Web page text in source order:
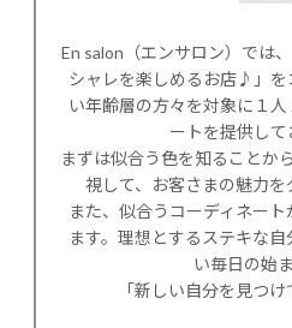
En salon（エンサロン）では
シャレを楽しめるお店♪」を
い年齢層の方々を対象に１
ートを提供して
まずは似合う色を知ることか
視して、お客さまの魅力を
また、似合うコーディネー
ます。理想とするステキな
い毎日の始
「新しい自分を見つ